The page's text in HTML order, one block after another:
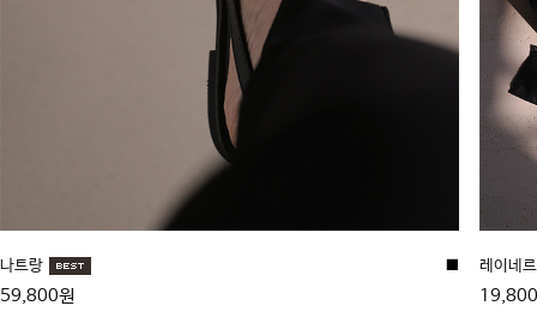
나트랑
59,800원
■ 레이네